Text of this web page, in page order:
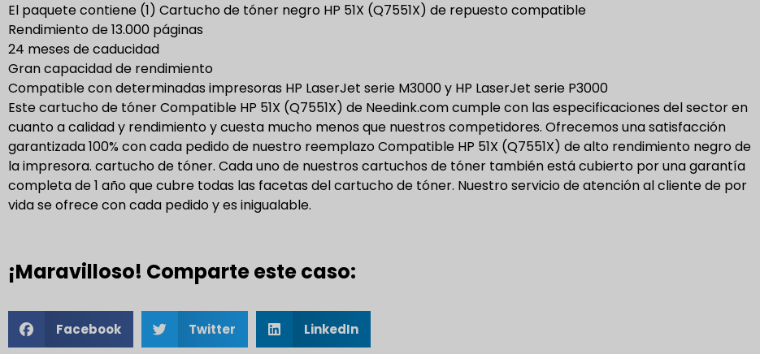
El paquete contiene (1) Cartucho de tóner negro HP 51X (Q7551X) de repuesto compatible
Rendimiento de 13.000 páginas
24 meses de caducidad
Gran capacidad de rendimiento
Compatible con determinadas impresoras HP LaserJet serie M3000 y HP LaserJet serie P3000
Este cartucho de tóner Compatible HP 51X (Q7551X) de Needink.com cumple con las especificaciones del sector en
cuanto a calidad y rendimiento y cuesta mucho menos que nuestros competidores. Ofrecemos una satisfacción
garantizada 100% con cada pedido de nuestro reemplazo Compatible HP 51X (Q7551X) de alto rendimiento negro de
la impresora. cartucho de tóner. Cada uno de nuestros cartuchos de tóner también está cubierto por una garantía
completa de 1 año que cubre todas las facetas del cartucho de tóner. Nuestro servicio de atención al cliente de por
vida se ofrece con cada pedido y es inigualable.
¡Maravilloso! Comparte este caso:
Facebook Twitter LinkedIn